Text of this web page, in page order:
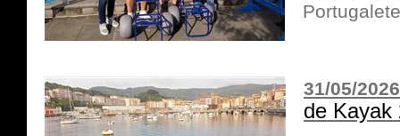
Portugalete
31/05/
de Kayak